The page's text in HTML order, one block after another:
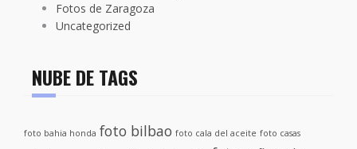
Fotos de Zaragoza
Uncategorized
NUBE DE TAGS
foto bahia honda foto bilbao foto cala del aceite foto casas